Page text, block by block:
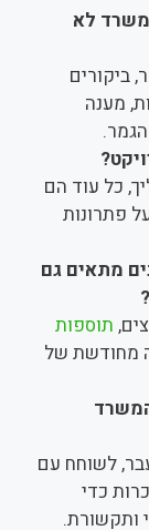
לא
ביקורים
מענה
כל עוד הם
פתרונות
מתאים גם
תוספות
מחודשת של
לשוחח עם
כדי
ותקשורת.